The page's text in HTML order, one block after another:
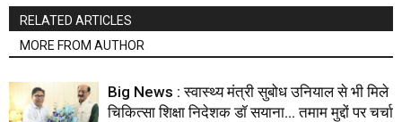
RELATED ARTICLES
MORE FROM AUTHOR
Big News : स्वास्थ्य मंत्री सुबोध उनियाल से भी मिले
चिकित्सा शिक्षा निदेशक डॉ सयाना… तमाम मुद्दों पर चर्चा